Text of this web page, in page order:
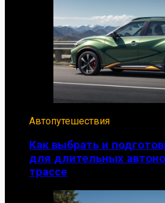
Автопутешествия
Как выбрать и
для длительных
трассе